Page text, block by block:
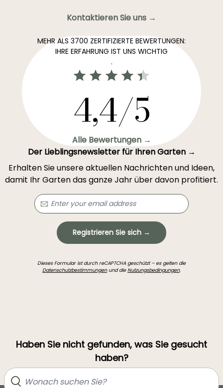
Kontaktieren Sie uns →
MEHR ALS 3700 ZERTIFIZIERTE BEWERTUNGEN:
IHRE ERFAHRUNG IST UNS WICHTIG
.
4,4/5
Alle Bewertungen →
Der Lieblingsnewsletter für Ihren Garten →
Erhalten Sie unsere aktuellen Nachrichten und Ideen,
damit Ihr Garten das ganze Jahr über davon profitiert.
Registrieren Sie sich →
Dieses Formular ist durch reCAPTCHA geschützt – es gelten die
Datenschutzbestimmungenund dieNutzungsbedingungen.
Haben Sie nicht gefunden, was Sie gesucht
haben?